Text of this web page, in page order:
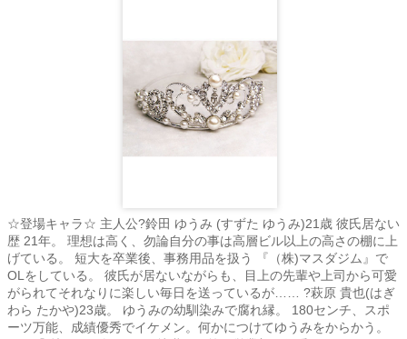
☆登場キャラ☆ 主人公?鈴田 ゆうみ (すずた ゆうみ)21歳 彼氏居ない
歴 21年。 理想は高く、勿論自分の事は高層ビル以上の高さの棚に上
げている。 短大を卒業後、事務用品を扱う 『（株)マスダジム』で
OLをしている。 彼氏が居ないながらも、目上の先輩や上司から可愛
がられてそれなりに楽しい毎日を送っているが…… ?萩原 貴也(はぎ
わら たかや)23歳。 ゆうみの幼馴染みで腐れ縁。 180センチ、スポ
ーツ万能、成績優秀でイケメン。何かにつけてゆうみをからかう。